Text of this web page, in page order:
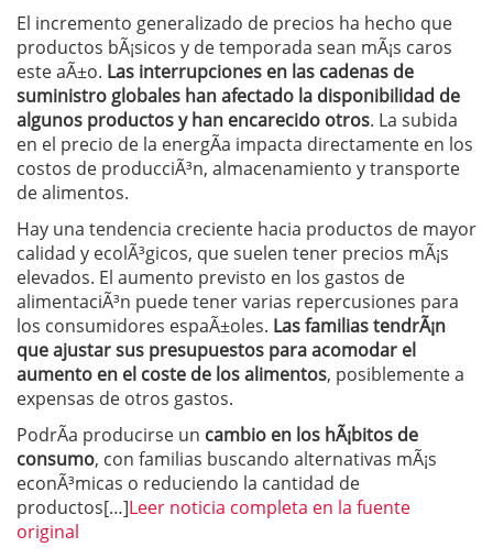
El incremento generalizado de precios ha hecho que
productos bÃ¡sicos y de temporada sean mÃ¡s caros
este aÃ±o. Las interrupciones en las cadenas de
suministro globales han afectado la disponibilidad de
algunos productos y han encarecido otros. La subida
en el precio de la energÃ­a impacta directamente en los
costos de producciÃ³n, almacenamiento y transporte
de alimentos.
Hay una tendencia creciente hacia productos de mayor
calidad y ecolÃ³gicos, que suelen tener precios mÃ¡s
elevados. El aumento previsto en los gastos de
alimentaciÃ³n puede tener varias repercusiones para
los consumidores espaÃ±oles. Las familias tendrÃ¡n
que ajustar sus presupuestos para acomodar el
aumento en el coste de los alimentos, posiblemente a
expensas de otros gastos.
PodrÃ­a producirse un cambio en los hÃ¡bitos de
consumo, con familias buscando alternativas mÃ¡s
econÃ³micas o reduciendo la cantidad de
productos[…]Leer noticia completa en la fuente
original